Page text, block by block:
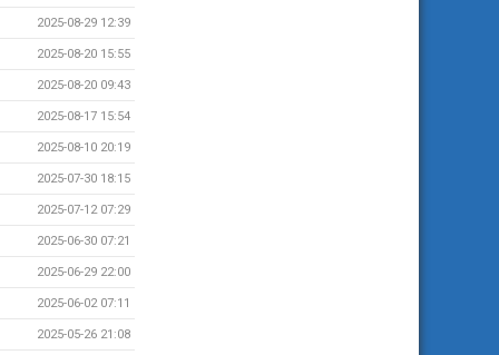
2025-08-29 12:39
2025-08-20 15:55
2025-08-20 09:43
2025-08-17 15:54
2025-08-10 20:19
2025-07-30 18:15
2025-07-12 07:29
2025-06-30 07:21
2025-06-29 22:00
2025-06-02 07:11
2025-05-26 21:08